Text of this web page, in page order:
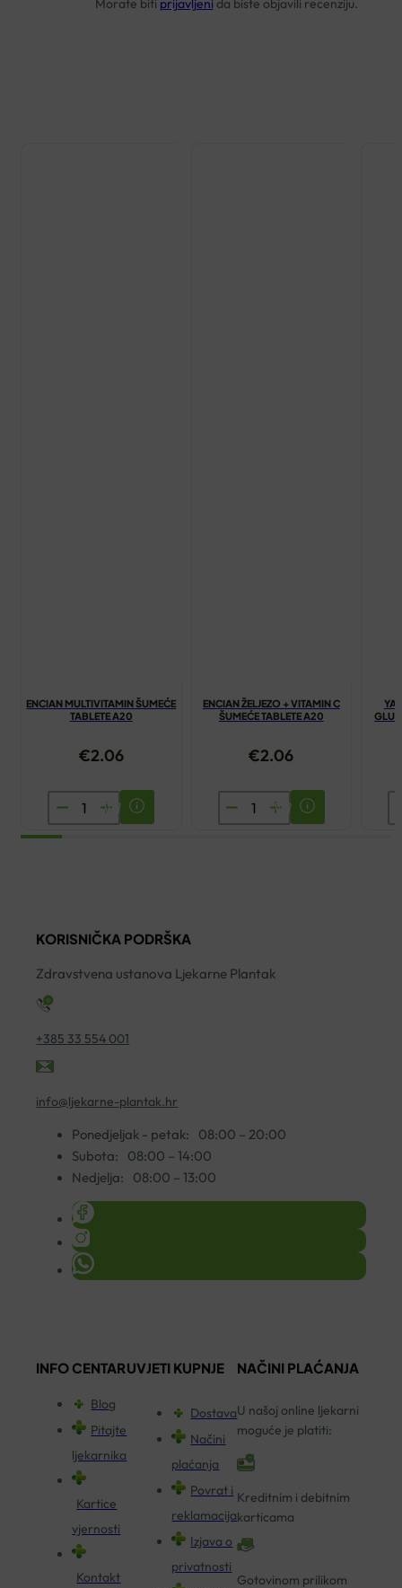
Morate biti prijavljeni da biste objavili recenziju.
ENCIAN MULTIVITAMIN ŠUMEĆE
TABLETE A20
€2.06
ENCIAN
MULTIVITAMIN
ENCIAN ŽELJEZO + VITAMIN C
ŠUMEĆE TABLETE A20
€2.06
ENCIAN
ŽELJEZO
A20
KORISNIČKA PODRŠKA
Zdravstvena ustanova Ljekarne Plantak
+385 33 554 001
info@ljekarne-plantak.hr
Ponedjeljak - petak:
08:00 – 20:00
Subota:
08:00 – 14:00
Nedjelja:
08:00 – 13:00
INFO CENTAR
Blog
Pitajte
ljekarnika
Kartice
vjernosti
Kontakt
UVJETI KUPNJE
Dostava
Načini
plaćanja
Povrat i
reklamacija
Izjava o
privatnosti
NAČINI PLAĆANJA
U našoj online ljekarni
moguće je platiti:
Kreditnim i debitnim
karticama
Gotovinom prilikom